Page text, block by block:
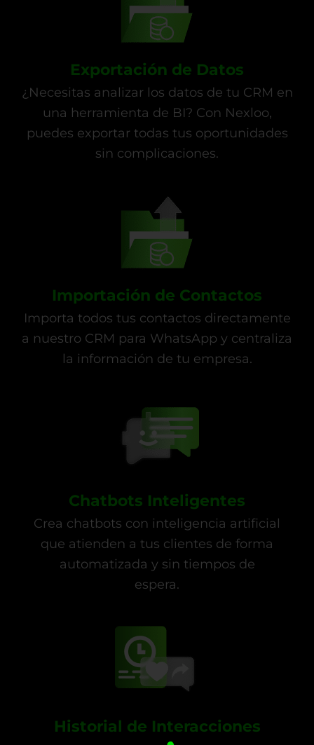
Exportación de Datos
¿Necesitas analizar los datos de tu CRM en
una herramienta de BI? Con Nexloo,
puedes exportar todas tus oportunidades
sin complicaciones.
Importación de Contactos
Importa todos tus contactos directamente
a nuestro CRM para WhatsApp y centraliza
la información de tu empresa.
Chatbots Inteligentes
Crea chatbots con inteligencia artificial
que atienden a tus clientes de forma
automatizada y sin tiempos de
espera.
Historial de Interacciones